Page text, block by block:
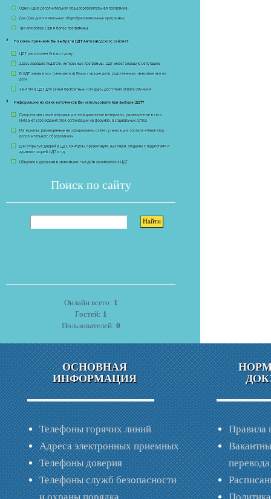
Поиск по сайту
Онлайн всего: 1
Гостей: 1
Пользователей: 0
ОСНОВНАЯ
ИНФОРМАЦИЯ
Телефоны горячих линий
Адреса электронных приемных
Телефоны доверия
Телефоны служб безопасности
Правила
перевода